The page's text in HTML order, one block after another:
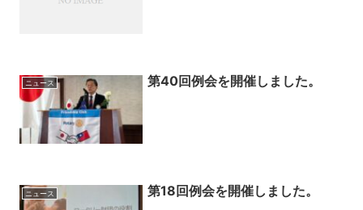
ニュース 第40回例会を開催しました。
ニュース 第18回例会を開催しました。